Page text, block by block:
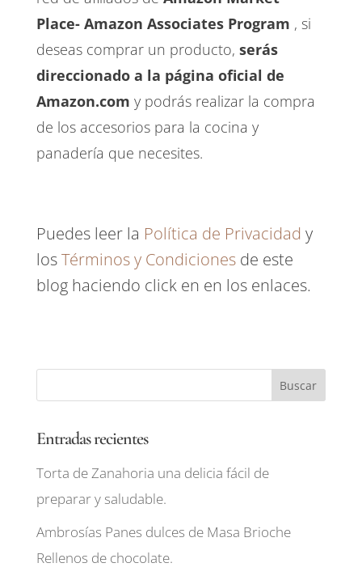
Place- Amazon Associates Program , si
deseas comprar un producto, serás
direccionado a la página oficial de
Amazon.com y podrás realizar la compra
de los accesorios para la cocina y
panadería que necesites.
Puedes leer la Política de Privacidad y
losTérminos y Condicionesde este
blog haciendo click en en los enlaces.
Entradas recientes
Torta de Zanahoria una delicia fácil de
preparar y saludable.
Ambrosías Panes dulces de Masa Brioche
Rellenos de chocolate.